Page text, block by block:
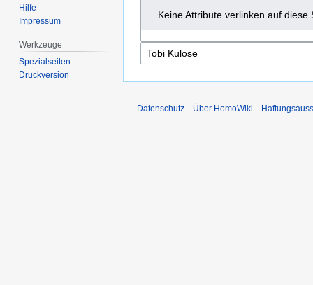
Keine Attribute verlinken auf diese
Hilfe
Impressum
Werkzeuge
Spezialseiten
Druckversion
Datenschutz Über HomoWiki